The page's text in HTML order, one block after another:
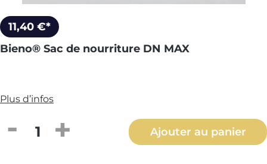
11,40 €*
Bieno® Sac de nourriture DN MAX
Plus d’infos
Quantité de produit : Entrez la
Ajouter au panier